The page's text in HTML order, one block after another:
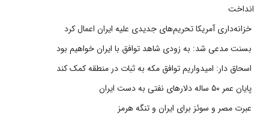
انداخت
خزانه‌داری آمریکا تحریم‌های جدیدی علیه ایران اعمال کرد
بسنت مدعی شد: به زودی شاهد توافق با ایران خواهیم بود
اسحاق دار: امیدواریم توافق مکه به ثبات در منطقه کمک کند
پایان عمر ۵۰ ساله دلارهای نفتی به دست ایران
عبرت مصر و سوئز برای ایران و تنگه هرمز